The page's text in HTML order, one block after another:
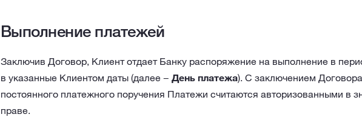
Выполнение платежей
Заключив Договор, Клиент отдает Банку распоряжение на выполнение в
в указанные Клиентом даты (далее − День платежа). С заключением
постоянного платежного поручения Платежи считаются авторизованными в
праве.